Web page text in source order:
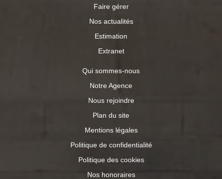
Faire gérer
Nos actualités
Estimation
Extranet
Qui sommes-nous
Notre Agence
Nous rejoindre
Plan du site
Mentions légales
Politique de confidentialité
Politique des cookies
Nos honoraires